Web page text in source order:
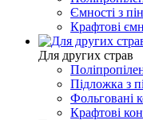
Ємності з
Крафтові
Для других страв
Підложка з
Фольговані
Крафтові